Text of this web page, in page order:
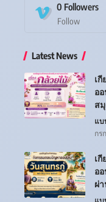
0 Followers
Follow
Latest News
เ
อ
ส
แบ
กร
เ
อ
ผ่
แบ